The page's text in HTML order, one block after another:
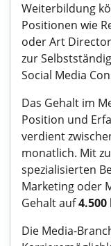
Weiterbildung
Positionen wie
oder Art
zur
Social Media
Das Gehalt im
Position und
verdient
monatlich. Mit
spezialisierten
Marketing oder
Gehalt auf4.500
Die Media-